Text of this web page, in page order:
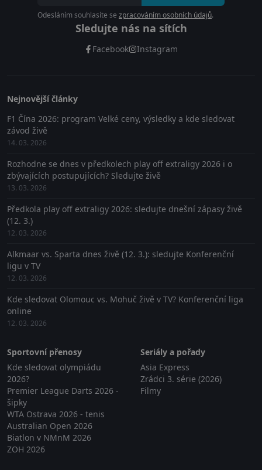
Odesláním souhlasíte se zpracováním osobních údajů.
Sledujte nás na sítích
Facebook Instagram
Nejnovější články
F1 Čína 2026: program Velké ceny, výsledky a kde sledovat
závod živě
14. 03. 2026
Rozhodne se dnes v předkolech play off extraligy 2026 i o
zbývajících postupujících? Sledujte živě
13. 03. 2026
Předkola play off extraligy 2026: sledujte dnešní zápasy živě
(12. 3.)
12. 03. 2026
Alkmaar vs. Sparta dnes živě (12. 3.): sledujte Konferenční
ligu v TV
12. 03. 2026
Kde sledovat Olomouc vs. Mohuč živě v TV? Konferenční liga
online
12. 03. 2026
Sportovní přenosy
Kde sledovat olympiádu
2026?
Premier League Darts 2026 -
šipky
WTA Ostrava 2026 - tenis
Australian Open 2026
Biatlon v NMnM 2026
ZOH 2026
Seriály a pořady
Asia Express
Zrádci 3. série (2026)
Filmy